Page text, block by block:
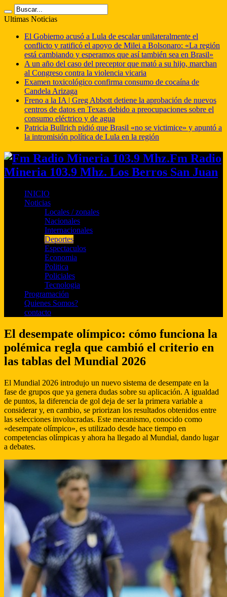
Ultimas Noticias
El Gobierno acusó a Lula de escalar unilateralmente el
conflicto y ratificó el apoyo de Milei a Bolsonaro: «La región
está cambiando y esperamos que así también sea en Brasil»
A un año del caso del preceptor que mató a su hijo, marchan
al Congreso contra la violencia vicaria
Examen toxicológico confirma consumo de cocaína de
Candela Arizaga
Freno a la IA | Greg Abbott detiene la aprobación de nuevos
centros de datos en Texas debido a preocupaciones sobre el
consumo eléctrico y de agua
Patricia Bullrich pidió que Brasil «no se victimice» y apuntó a
la intromisión política de Lula en la región
Fm Radio
Mineria 103.9 Mhz. Los Berros San Juan
INICIO
Noticias
Locales / zonales
Nacionales
Internacionales
Deportes
Espectaculos
Economia
Politica
Policiales
Tecnologia
Programación
Quienes Somos?
contacto
El desempate olímpico: cómo funciona la
polémica regla que cambió el criterio en
las tablas del Mundial 2026
El Mundial 2026 introdujo un nuevo sistema de desempate en la
fase de grupos que ya genera dudas sobre su aplicación. A igualdad
de puntos, la diferencia de gol deja de ser la primera variable a
considerar y, en cambio, se priorizan los resultados obtenidos entre
las selecciones involucradas. Este mecanismo, conocido como
«desempate olímpico», es utilizado desde hace tiempo en
competencias olímpicas y ahora ha llegado al Mundial, dando lugar
a debates.